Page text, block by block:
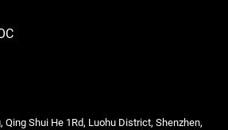
Qing Shui He 1Rd, Luohu District, Shenzhen,